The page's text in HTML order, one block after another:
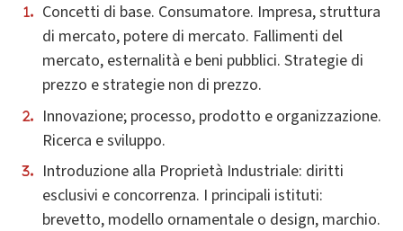
Concetti di base. Consumatore. Impresa, struttura
di mercato, potere di mercato. Fallimenti del
mercato, esternalità e beni pubblici. Strategie di
prezzo e strategie non di prezzo.
Innovazione; processo, prodotto e organizzazione.
Ricerca e sviluppo.
Introduzione alla Proprietà Industriale: diritti
esclusivi e concorrenza. I principali istituti:
brevetto, modello ornamentale o design, marchio.